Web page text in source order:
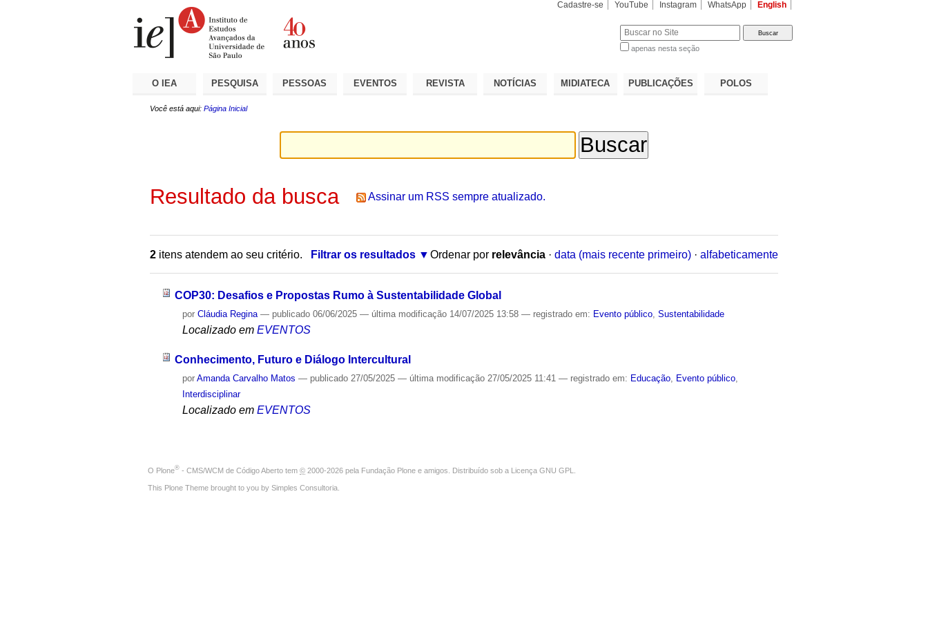
Cadastre-se YouTube Instagram WhatsApp English
apenas nesta seção
O IEA PESQUISA PESSOAS EVENTOS REVISTA NOTÍCIAS MIDIATECA PUBLICAÇÕES POLOS
Você está aqui: Página Inicial
Resultado da busca Assinar um RSS sempre atualizado.
2 itens atendem ao seu critério. Filtrar os resultados Ordenar por relevância · data (mais recente primeiro) · alfabeticamente
COP30: Desafios e Propostas Rumo à Sustentabilidade Global
porCláudia Regina — publicado 06/06/2025— última modificação 14/07/2025 13:58— registrado em: Evento público ,Sustentabilidade
Localizado em EVENTOS
Conhecimento, Futuro e Diálogo Intercultural
porAmanda Carvalho Matos — publicado 27/05/2025— última modificação 27/05/2025 11:41— registrado em: Educação Evento público
Interdisciplinar
Localizado em EVENTOS
O Plone® - CMS/WCM de Código Aberto tem © 2000-2026 pela Fundação Plone e amigos. Distribuído sob a Licença GNU GPL
This Plone Theme brought to you by Simples Consultoria